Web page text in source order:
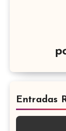
Entradas